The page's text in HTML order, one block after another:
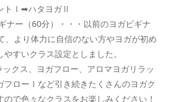
トⅠ➡ハタヨガⅡ
ー（60分）・・・以前のヨガビギナ
、より体力に自信のない方やヨガが初め
すいクラス設定としました。
クス、ヨガフロー、アロマヨガリラッ
フローⅠなど引き続きたくさんのヨガク
ので色々なクラスをお楽しみください！